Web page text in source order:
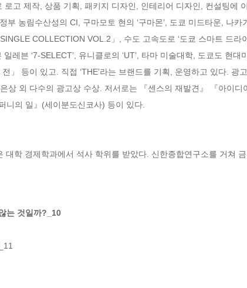
고 제작, 상품 기획, 패키지 디자인, 인테리어 디자인, 컨설팅에
부 농림수산성의 CI, 구마모토 현의 ‘구마몬’, 도쿄 미드타운, 나
COLLECTION VOL.2」, 수도 고속도로 ‘도쿄 스마트 드라
일레븐 ‘7-SELECT’, 유니클로의 ‘UT’, 타마 미술대학, 도쿄도 현
」 등이 있고. 직접 ‘THE’라는 브랜드를 기획, 운영하고 있다. 광
상 외 다수의 광고상 수상. 저서로는 『센스의 재발견』 『아이디
니의 일』(세이분도신코사) 등이 있다.
대학 경제학과에서 석사 학위를 받았다. 신한종합연구소를 거쳐
는 것일까?_10